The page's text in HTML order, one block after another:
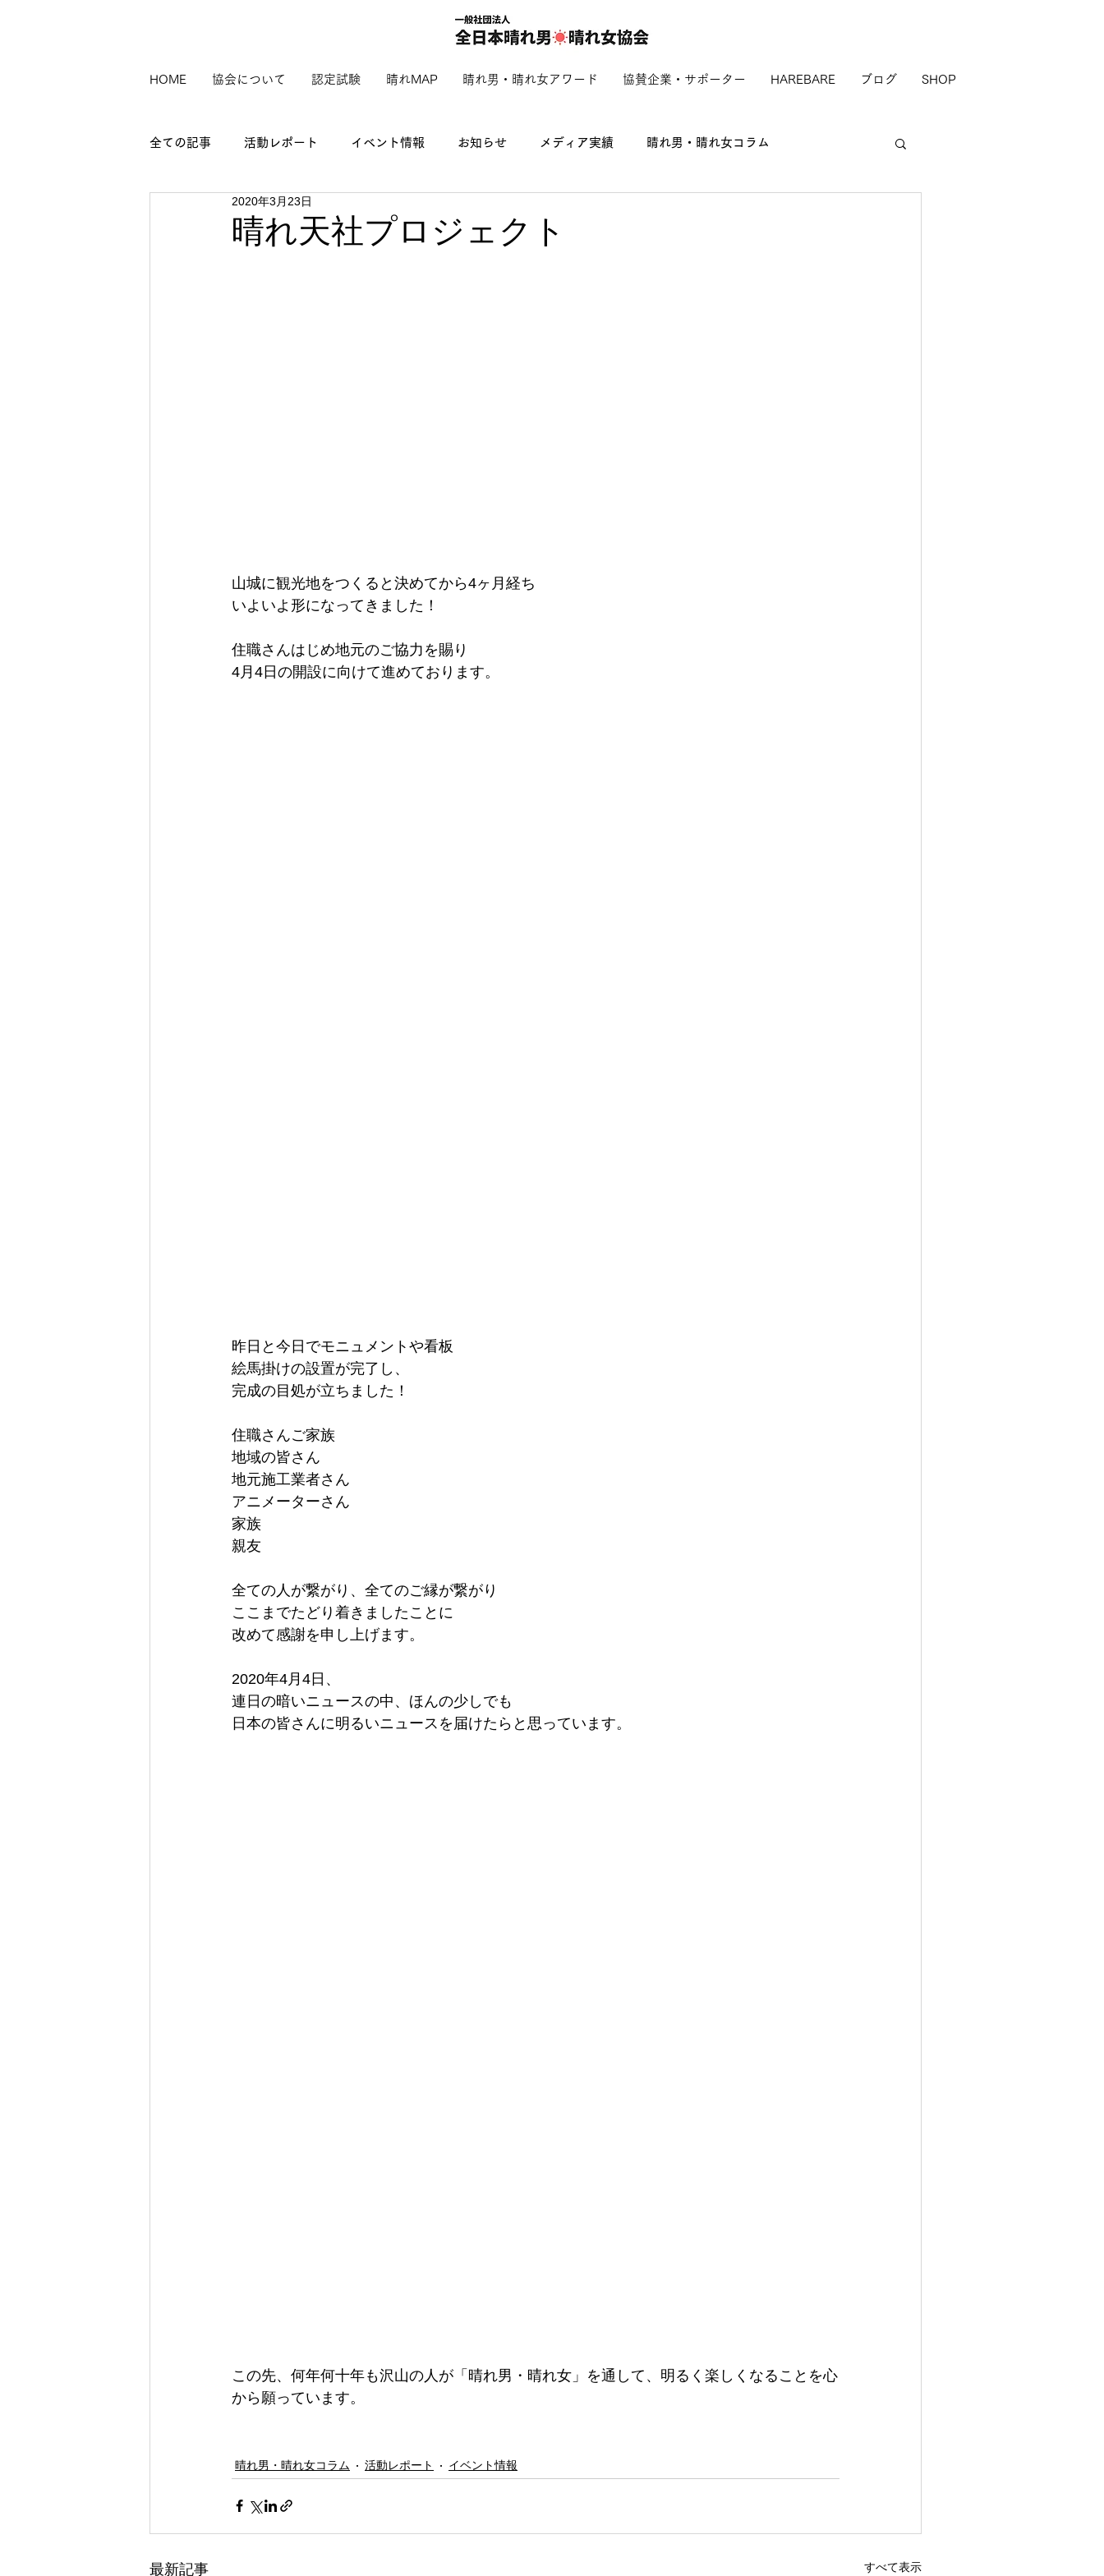
HOME 協会について 認定試験 晴れMAP 晴れ男・晴れ女アワード 協賛企業・サポーター HAREBARE ブログ SHOP
全ての記事 活動レポート イベント情報 お知らせ メディア実績 晴れ男・晴れ女コラム
晴れ天社プロジェクト
2020年3月23日
山城に観光地をつくると決めてから4ヶ月経ち
いよいよ形になってきました！
住職さんはじめ地元のご協力を賜り
4月4日の開設に向けて進めております。
昨日と今日でモニュメントや看板
絵馬掛けの設置が完了し、
完成の目処が立ちました！
住職さんご家族
地域の皆さん
地元施工業者さん
アニメーターさん
家族
親友
全ての人が繋がり、全てのご縁が繋がり
ここまでたどり着きましたことに
改めて感謝を申し上げます。
2020年4月4日、
連日の暗いニュースの中、ほんの少しでも
日本の皆さんに明るいニュースを届けたらと思っています。
この先、何年何十年も沢山の人が「晴れ男・晴れ女」を通して、明るく楽しくなることを心
から願っています。
晴れ男・晴れ女コラム 活動レポート イベント情報
最新記事 すべて表示